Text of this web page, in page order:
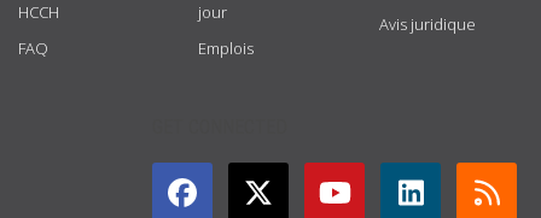
HCCH
FAQ
jour
Emplois
Avis juridique